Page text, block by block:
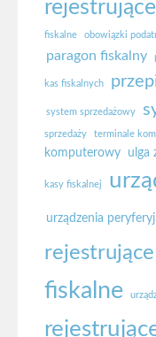
rejestrujące
fiskalne obowiązki
paragon fiskalny
kas fiskalnych
system sprzedażowy
sprzedaży terminale
komputerowy
ulga
kasy fiskalnej
urządzenia
rejestrujące
fiskalne